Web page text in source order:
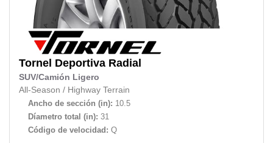
Tornel Deportiva Radial
SUV/Camión Ligero
All-Season / Highway Terrain
Ancho de sección (in): 10.5
Díametro total (in): 31
Código de velocidad: Q